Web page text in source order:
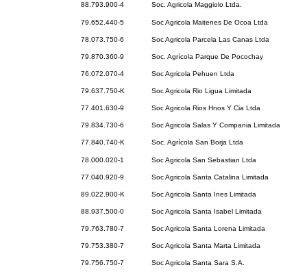
88.793.900-4 Soc. Agricola Maggiolo Ltda.
79.652.440-5 Soc Agricola Maitenes De Ocoa Ltda
78.073.750-6 Soc Agricola Parcela Las Canas Ltda
79.870.360-9 Soc. Agrícola Parque De Pocochay
76.072.070-4 Soc Agricola Pehuen Ltda
79.637.750-K Soc Agricola Rio Ligua Limitada
77.401.630-9 Soc Agricola Rios Hnos Y Cia Ltda
79.834.730-6 Soc Agricola Salas Y Compania Limitada
77.840.740-K Soc. Agrícola San Borja Ltda
78.000.020-1 Soc Agricola San Sebastian Ltda
77.040.920-9 Soc Agricola Santa Catalina Limitada
89.022.900-K Soc Agricola Santa Ines Limitada
88.937.500-0 Soc Agricola Santa Isabel Limitada
79.763.780-7 Soc Agricola Santa Lorena Limitada
79.753.380-7 Soc Agricola Santa Marta Limitada
79.756.750-7 Soc Agricola Santa Sara S.A.